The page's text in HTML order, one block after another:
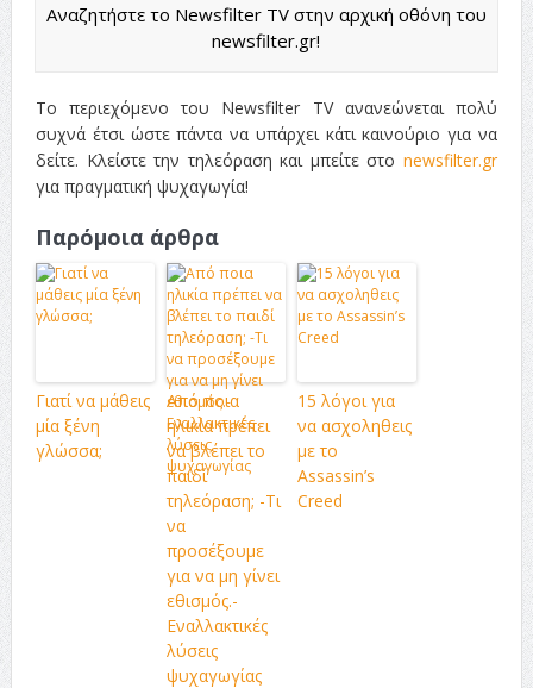
Αναζητήστε το Newsfilter TV στην αρχική οθόνη του
newsfilter.gr!
Το περιεχόμενο του Newsfilter TV ανανεώνεται πολύ
συχνά έτσι ώστε πάντα να υπάρχει κάτι καινούριο για να
δείτε. Κλείστε την τηλεόραση και μπείτε στοnewsfilter.gr
για πραγματική ψυχαγωγία!
Παρόμοια άρθρα
Γιατί να μάθεις
μία ξένη
γλώσσα;
Από ποια
ηλικία πρέπει
να βλέπει το
παιδί
τηλεόραση; -Τι
να
προσέξουμε
για να μη γίνει
εθισμός.-
Εναλλακτικές
λύσεις
ψυχαγωγίας
15 λόγοι για
να ασχοληθεις
με το
Assassin’s
Creed